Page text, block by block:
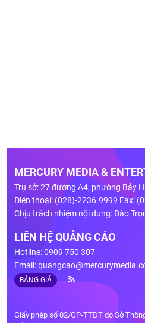
MERCURY MEDIA &
Trụ sở: 27 đường A4, phường Bảy
Điện thoại: (028)-2236.9999 Fax:
Chịu trách nhiệm nội dung: Đào
LIÊN HỆ QUẢNG CÁO
Hotline: 0909 750 307
Email:
BẢNG GIÁ
Giấy phép số 02/GP-TTĐT do Sở